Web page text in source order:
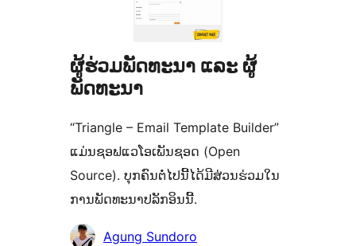
ຜູ້ຮ່ວມພັດທະນາ ແລະ ຜູ້
ພັດທະນາ
“Triangle – Email Template Builder”
ແມ່ນຊອຟແວໂອເພັນຊອດ (Open
Source). ບຸກຄົນຕໍ່ໄປນີ້ໄດ້ມີສ່ວນຮ່ວມໃນ
ການພັດທະນາປລັກອິນນີ້.
ຜູ້
Agung Sundoro